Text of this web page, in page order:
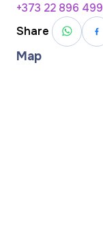
+373 22 896 499
Share
Map